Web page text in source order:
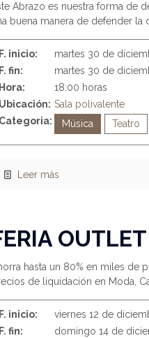
Abrazo es nuestra forma de
buena manera de defender la
inicio:
martes 30 de
fin:
martes 30 de
18:00 horas
Sala polivalente
Música Teatro
Leer más
hasta un 80% en miles de
de liquidación en Moda,
inicio:
viernes 12 de
fin:
domingo 14 de